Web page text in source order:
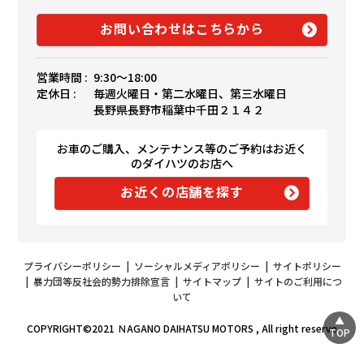
お問い合わせはこちらから
営業時間 : 9:30〜18:00
定休日 :
毎週火曜日・第二水曜日、第三水曜日
長野県長野市稲葉中千田２１４２
お車のご購入、メンテナンス等のご予約はお近く
のダイハツのお店へ
お近くの店舗を探す
プライバシーポリシー | ソーシャルメディアポリシー | サイトポリシー
| 暴力団等反社会的勢力排除宣言| サイトマップ| サイトのご利用につ
いて
COPYRIGHT©2021 ＮAGANO DAIHATSU MOTORS , All right reserveTOP